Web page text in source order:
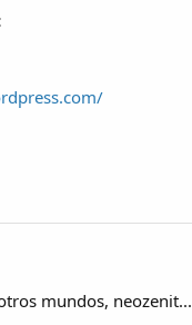
mundos, neozenit...